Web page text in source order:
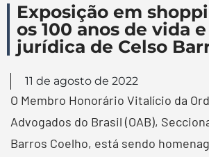
Exposição em
os 100 anos de vida
jurídica de Celso
11 de agosto de 2022
O Membro Honorário Vitalício da
Advogados do Brasil (OAB),
Barros Coelho, está sendo